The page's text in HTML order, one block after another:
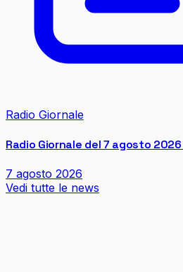
Radio Giornale
Radio Giornale del 7 agosto
7 agosto 2026
Vedi tutte le news